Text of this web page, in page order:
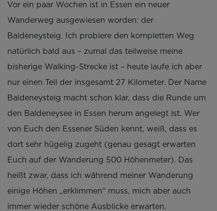
Vor ein paar Wochen ist in Essen ein neuer
Wanderweg ausgewiesen worden: der
Baldeneysteig. Ich probiere den kompletten Weg
natürlich bald aus – zumal das teilweise meine
bisherige Walking-Strecke ist – heute laufe ich aber
nur einen Teil der insgesamt 27 Kilometer. Der Name
Baldeneysteig macht schon klar, dass die Runde um
den Baldeneysee in Essen herum angelegt ist. Wer
von Euch den Essener Süden kennt, weiß, dass es
dort sehr hügelig zugeht (genau gesagt erwarten
Euch auf der Wanderung 500 Höhenmeter). Das
heißt zwar, dass ich während meiner Wanderung
einige Höhen „erklimmen“ muss, mich aber auch
immer wieder schöne Ausblicke erwarten.